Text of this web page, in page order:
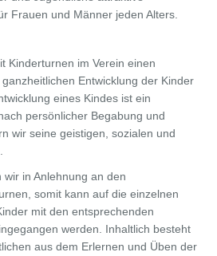
Frauen und Männer jeden Alters.
Kinderturnen im Verein einen
Entwicklung der Kinder
eines Kindes ist ein
persönlicher Begabung und
wir seine geistigen, sozialen und
in Anlehnung an den
somit kann auf die einzelnen
mit den entsprechenden
werden. Inhaltlich besteht
aus dem Erlernen und Üben der